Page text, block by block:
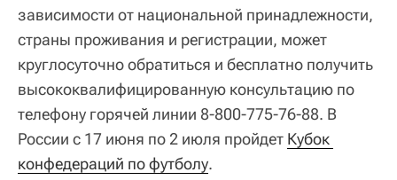
зависимости от национальной принадлежности,
страны проживания и регистрации, может
круглосуточно обратиться и бесплатно получить
высококвалифицированную консультацию по
телефону горячей линии 8-800-775-76-88. В
России с 17 июня по 2 июля пройдет Кубок
конфедераций по футболу.